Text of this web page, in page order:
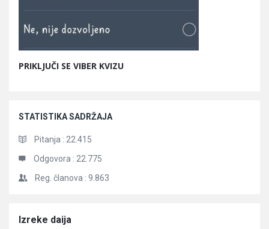
PRIKLJUČI SE VIBER KVIZU
STATISTIKA SADRŽAJA
Pitanja : 22.415
Odgovora : 22.775
Reg. članova : 9.863
Članci
Izreke daija